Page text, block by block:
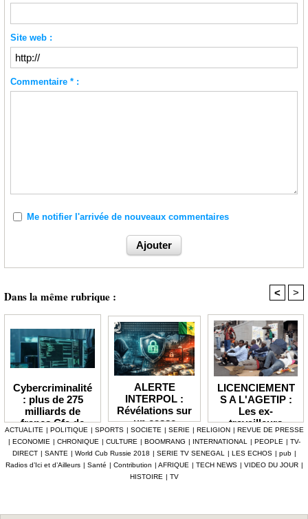
Site web :
Commentaire * :
Me notifier l'arrivée de nouveaux commentaires
Dans la même rubrique : < >
Cybercriminalité
: plus de 275
milliards de
francs Cfa de
pertes
enregistrées en
Afrique depuis
2024 (Interpol)
ALERTE
INTERPOL :
Révélations sur
un casse
numérique à 4,7
milliards F Cfa
ciblant le
secteur pétrolier
au Sénégal
LICENCIEMENT
S A L'AGETIP :
Les ex-
travailleurs
dénoncent une
gestion
«népotique» et
interpellent le
ACTUALITE | POLITIQUE | SPORTS | SOCIETE | SERIE | RELIGION | REVUE DE PRESSE
| ECONOMIE | CHRONIQUE | CULTURE | BOOMRANG | INTERNATIONAL | PEOPLE | TV-
DIRECT | SANTE | World Cub Russie 2018 | SERIE TV SENEGAL | LES ECHOS | pub |
Radios d’Ici et d’Ailleurs | Santé | Contribution | AFRIQUE | TECH NEWS | VIDEO DU JOUR |
HISTOIRE | TV